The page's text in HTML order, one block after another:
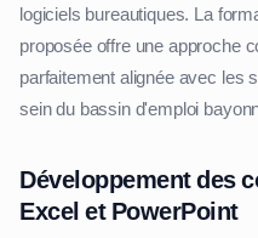
logiciels bureautiques. La
proposée offre une approche
parfaitement alignée avec les
sein du bassin d'emploi
Développement des
Excel et PowerPoint